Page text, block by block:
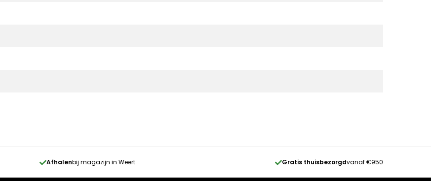
Afhalenbij magazijn in Weert Gratis thuisbezorgdvanaf €950